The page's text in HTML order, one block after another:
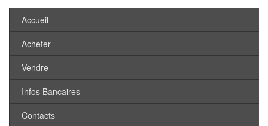
Accueil
Acheter
Vendre
Infos Bancaires
Contacts